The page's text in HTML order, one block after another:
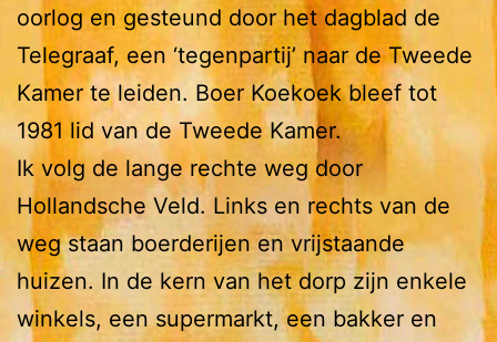
oorlog en gesteund door het dagblad de
Telegraaf, een ‘tegenpartij’ naar de Tweede
Kamer te leiden. Boer Koekoek bleef tot
1981 lid van de Tweede Kamer.
Ik volg de lange rechte weg door
Hollandsche Veld. Links en rechts van de
weg staan boerderijen en vrijstaande
huizen. In de kern van het dorp zijn enkele
winkels, een supermarkt, een bakker en